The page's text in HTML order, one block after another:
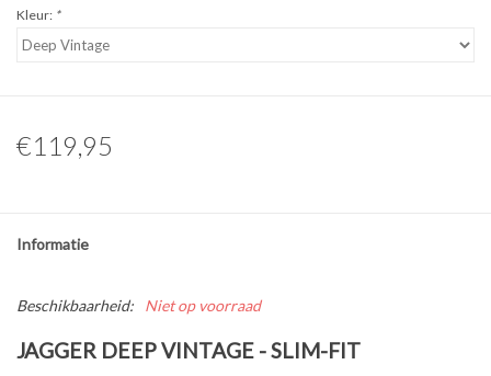
Kleur: *
€119,95
Informatie
Beschikbaarheid: Niet op voorraad
JAGGER DEEP VINTAGE - SLIM-FIT